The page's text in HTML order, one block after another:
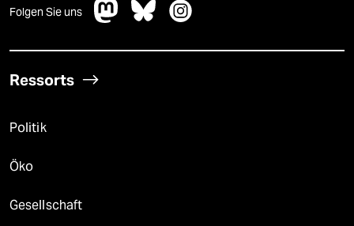
Folgen Sie uns
Ressorts
Politik
Öko
Gesellschaft